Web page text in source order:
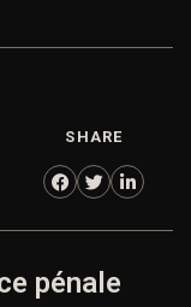
SHARE
pénale